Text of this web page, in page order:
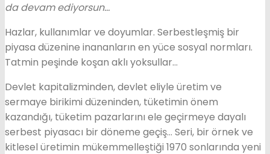
da devam ediyorsun…
Hazlar, kullanımlar ve doyumlar. Serbestleşmiş bir
piyasa düzenine inananların en yüce sosyal normları.
Tatmin peşinde koşan aklı yoksullar…
Devlet kapitalizminden, devlet eliyle üretim ve
sermaye birikimi düzeninden, tüketimin önem
kazandığı, tüketim pazarlarını ele geçirmeye dayalı
serbest piyasacı bir döneme geçiş… Seri, bir örnek ve
kitlesel üretimin mükemmelleştiği 1970 sonlarında yeni